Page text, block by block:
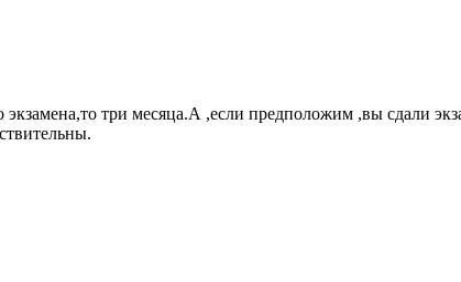
экзамена,то три месяца.А ,если предположим ,вы сдали